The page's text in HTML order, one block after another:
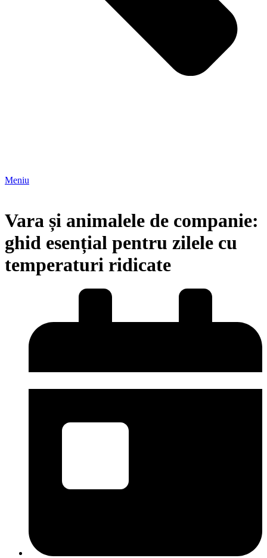
Meniu
Vara și animalele de companie:
ghid esențial pentru zilele cu
temperaturi ridicate